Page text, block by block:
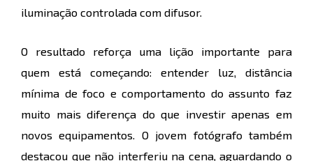
iluminação controlada com difusor.
O resultado reforça uma lição importante para
quem está começando: entender luz, distância
mínima de foco e comportamento do assunto faz
muito mais diferença do que investir apenas em
novos equipamentos. O jovem fotógrafo também
destacou que não interferiu na cena, aguardando o